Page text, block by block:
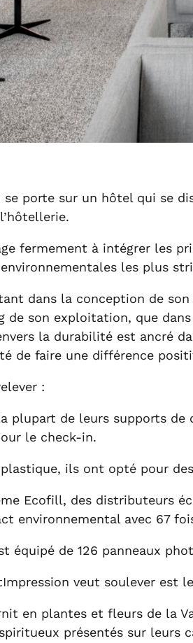
porte sur un hôtel qui se
fermement à intégrer les
les plus
dans la conception de
son exploitation, que
la durabilité est ancré
de faire une différence
:
plupart de leurs supports
le check-in.
ils ont opté pour
Ecofill, des distributeurs
environnemental avec 67
équipé de 126 panneaux
veut soulever est
en plantes et fleurs de la
présentés sur leurs